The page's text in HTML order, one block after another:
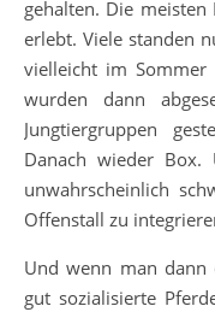
gehalten. Die
erlebt. Viele standen
vielleicht im
wurden dann
Jungtiergruppen
Danach wieder Box.
unwahrscheinlich
Offenstall zu
Und wenn man dann
gut sozialisierte